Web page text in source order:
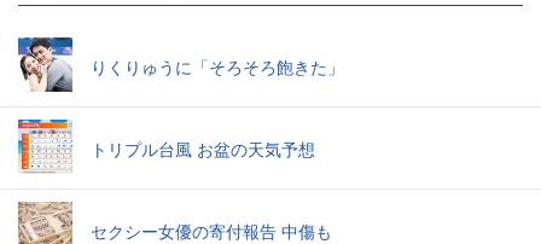
りくりゅうに「そろそろ飽きた」
トリプル台風 お盆の天気予想
セクシー女優の寄付報告 中傷も